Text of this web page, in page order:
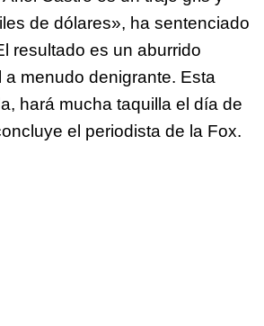
de dólares», ha sentenciado
resultado es un aburrido
menudo denigrante. Esta
hará mucha taquilla el día de
el periodista de la Fox.